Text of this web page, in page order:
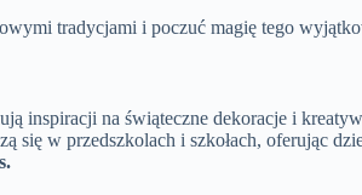
tradycjami i poczuć magię tego
inspiracji na świąteczne dekoracje i
się w przedszkolach i szkołach, oferując